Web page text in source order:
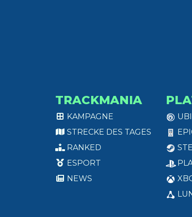
TRACKMANIA
KAMPAGNE
STRECKE DES TAGES
RANKED
ESPORT
NEWS